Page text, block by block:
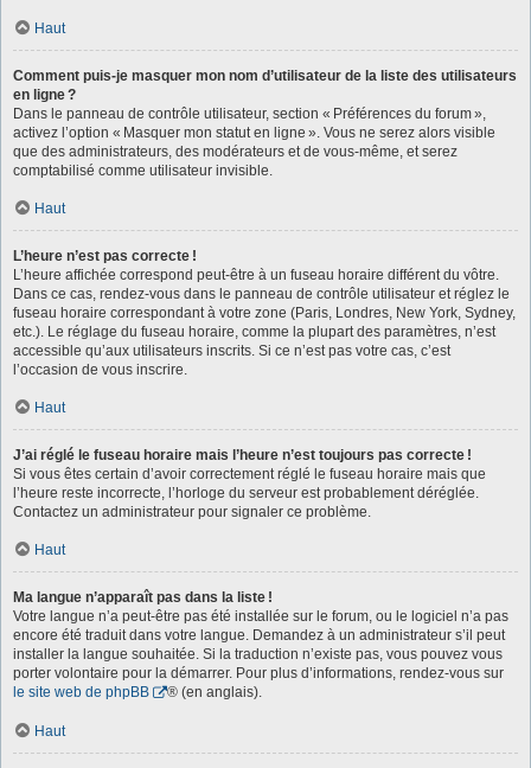
Haut
Comment puis-je masquer mon nom d’utilisateur de la liste des utilisateurs
en ligne ?
Dans le panneau de contrôle utilisateur, section « Préférences du forum »,
activez l’option « Masquer mon statut en ligne ». Vous ne serez alors visible
que des administrateurs, des modérateurs et de vous-même, et serez
comptabilisé comme utilisateur invisible.
Haut
L’heure n’est pas correcte !
L’heure affichée correspond peut-être à un fuseau horaire différent du vôtre.
Dans ce cas, rendez-vous dans le panneau de contrôle utilisateur et réglez le
fuseau horaire correspondant à votre zone (Paris, Londres, New York, Sydney,
etc.). Le réglage du fuseau horaire, comme la plupart des paramètres, n’est
accessible qu’aux utilisateurs inscrits. Si ce n’est pas votre cas, c’est
l’occasion de vous inscrire.
Haut
J’ai réglé le fuseau horaire mais l’heure n’est toujours pas correcte !
Si vous êtes certain d’avoir correctement réglé le fuseau horaire mais que
l’heure reste incorrecte, l’horloge du serveur est probablement déréglée.
Contactez un administrateur pour signaler ce problème.
Haut
Ma langue n’apparaît pas dans la liste !
Votre langue n’a peut-être pas été installée sur le forum, ou le logiciel n’a pas
encore été traduit dans votre langue. Demandez à un administrateur s’il peut
installer la langue souhaitée. Si la traduction n’existe pas, vous pouvez vous
porter volontaire pour la démarrer. Pour plus d’informations, rendez-vous sur
le site web de phpBB
® (en anglais).
Haut